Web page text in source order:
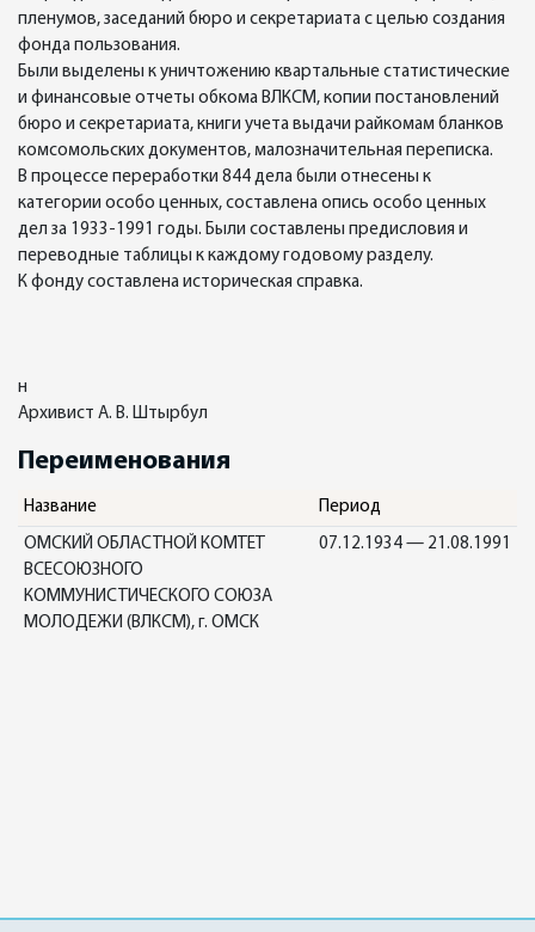
пленумов, заседаний бюро и секретариата с целью создания
фонда пользования.
Были выделены к уничтожению квартальные статистические
и финансовые отчеты обкома ВЛКСМ, копии постановлений
бюро и секретариата, книги учета выдачи райкомам бланков
комсомольских документов, малозначительная переписка.
В процессе переработки 844 дела были отнесены к
категории особо ценных, составлена опись особо ценных
дел за 1933-1991 годы. Были составлены предисловия и
переводные таблицы к каждому годовому разделу.
К фонду составлена историческая справка.
н
Архивист А. В. Штырбул
Переименования
Название Период
ОМСКИЙ ОБЛАСТНОЙ КОМТЕТ
ВСЕСОЮЗНОГО
КОММУНИСТИЧЕСКОГО СОЮЗА
МОЛОДЕЖИ (ВЛКСМ), г. ОМСК
07.12.1934 — 21.08.1991